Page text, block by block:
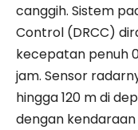
canggih. Sistem
Control (DRCC)
kecepatan penuh
jam. Sensor
hingga 120 m di
dengan